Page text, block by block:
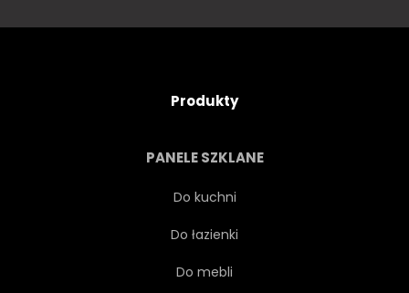
FONTANNA LOMBARDIA
SCHLOSSPARK
WODA
Produkty
PANELE SZKLANE
Do kuchni
Do łazienki
Do mebli